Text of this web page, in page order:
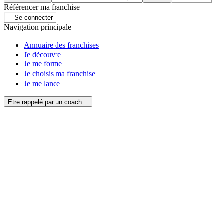
Référencer ma franchise
Se connecter
Navigation principale
Annuaire des franchises
Je découvre
Je me forme
Je choisis ma franchise
Je me lance
Etre rappelé par un coach